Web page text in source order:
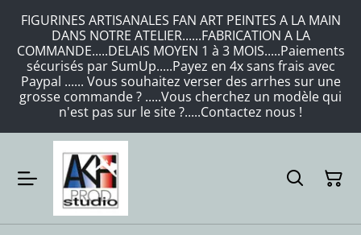
FIGURINES ARTISANALES FAN ART PEINTES A LA MAIN
DANS NOTRE ATELIER......FABRICATION A LA
COMMANDE.....DELAIS MOYEN 1 à 3 MOIS.....Paiements
sécurisés par SumUp.....Payez en 4x sans frais avec
Paypal ...... Vous souhaitez verser des arrhes sur une
grosse commande ? .....Vous cherchez un modèle qui
n'est pas sur le site ?.....Contactez nous !